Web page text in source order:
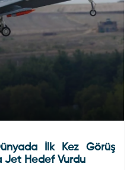
İlk Kez Görüş
Jet Hedef Vurdu